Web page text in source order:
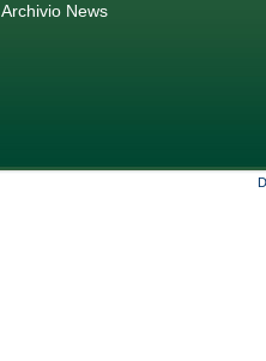
Archivio News